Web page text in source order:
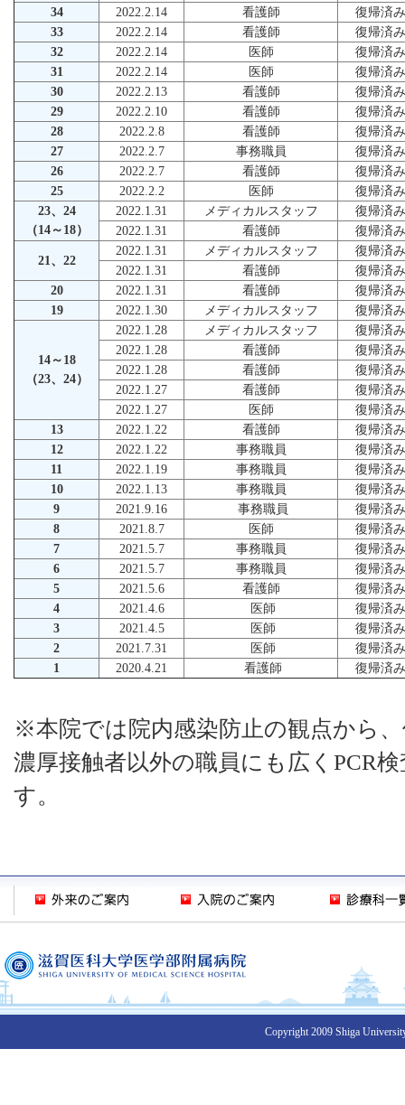
34
2022.2.14 看護師
復帰済み
33
2022.2.14 看護師
復帰済み
32
2022.2.14 医師
復帰済み
31
2022.2.14 医師
復帰済み
30
2022.2.13 看護師
復帰済み
29
2022.2.10 看護師
復帰済み
28
2022.2.8 看護師
復帰済み
27
2022.2.7 事務職員
復帰済み
26
2022.2.7 看護師
復帰済み
25
2022.2.2 医師
復帰済み
23、24
（14～18）
2022.1.31 メディカルスタッフ
復帰済み
2022.1.31
看護師 復帰済み
21、22
2022.1.31 メディカルスタッフ
復帰済み
2022.1.31
看護師
復帰済み
20
2022.1.31 看護師
復帰済み
19
2022.1.30 メディカルスタッフ 復帰済み
14～18
（23、24）
2022.1.28 メディカルスタッフ
復帰済み
2022.1.28
看護師
復帰済み
2022.1.28
看護師
復帰済み
2022.1.27
看護師
復帰済み
2022.1.27
医師
復帰済み
13
2022.1.22 看護師
復帰済み
12
2022.1.22 事務職員
復帰済み
11
2022.1.19 事務職員
復帰済み
10
2022.1.13 事務職員
復帰済み
9
2021.9.16 事務職員
復帰済み
8
2021.8.7 医師
復帰済み
7
2021.5.7 事務職員
復帰済み
6
2021.5.7 事務職員
復帰済み
5
2021.5.6 看護師
復帰済み
4
2021.4.6 医師
復帰済み
3
2021.4.5 医師
復帰済み
2
2021.7.31 医師
復帰済み
1
2020.4.21 看護師 復帰済み
※本院では院内感染防止の観点から
濃厚接触者以外の職員にも広くPCR
す。
Copyright 2009 Shiga